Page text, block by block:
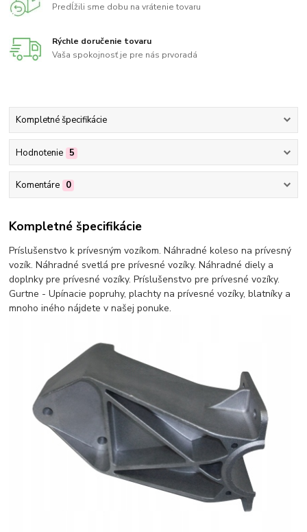
Predĺžili sme dobu na vrátenie tovaru
Rýchle doručenie tovaru
Vaša spokojnosť je pre nás prvoradá
Kompletné špecifikácie
Hodnotenie 5
Komentáre 0
Kompletné špecifikácie
Príslušenstvo k prívesným vozíkom. Náhradné koleso na prívesný
vozík. Náhradné svetlá pre prívesné vozíky. Náhradné diely a
doplnky pre prívesné vozíky. Príslušenstvo pre prívesné vozíky.
Gurtne - Upínacie popruhy, plachty na prívesné vozíky, blatníky a
mnoho iného nájdete v našej ponuke.